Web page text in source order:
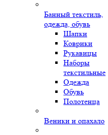
Банный текстиль,
одежда, обувь
Шапки
Коврики
Рукавицы
Наборы
текстильные
Одежда
Обувь
Полотенца
Веники и опахало